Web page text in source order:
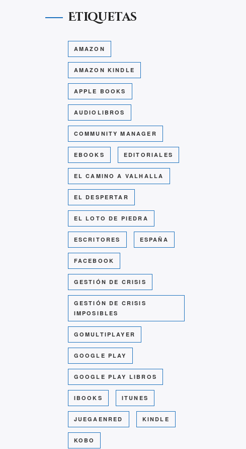
Etiquetas
AMAZON
AMAZON KINDLE
APPLE BOOKS
AUDIOLIBROS
COMMUNITY MANAGER
EBOOKS EDITORIALES
EL CAMINO A VALHALLA
EL DESPERTAR
EL LOTO DE PIEDRA
ESCRITORES ESPAÑA
FACEBOOK
GESTIÓN DE CRISIS
GESTIÓN DE CRISIS
IMPOSIBLES
GOMULTIPLAYER
GOOGLE PLAY
GOOGLE PLAY LIBROS
IBOOKS ITUNES
JUEGAENRED KINDLE
KOBO